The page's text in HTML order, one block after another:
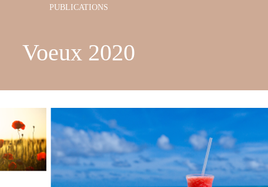
Voeux 2020